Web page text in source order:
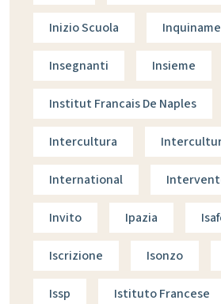
Inizio Scuola
Insegnanti Insieme
Institut Francais De Naples
Intercultura
International
Invito Ipazia
Iscrizione Isonzo
Issp Istituto Francese